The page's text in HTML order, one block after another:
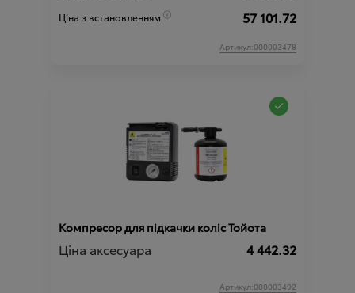
Ціна з встановленням 57 101.72
Артикул:000003478
Компресор для підкачки коліс Тойота
Ціна аксесуара 4 442.32
Артикул:000003492